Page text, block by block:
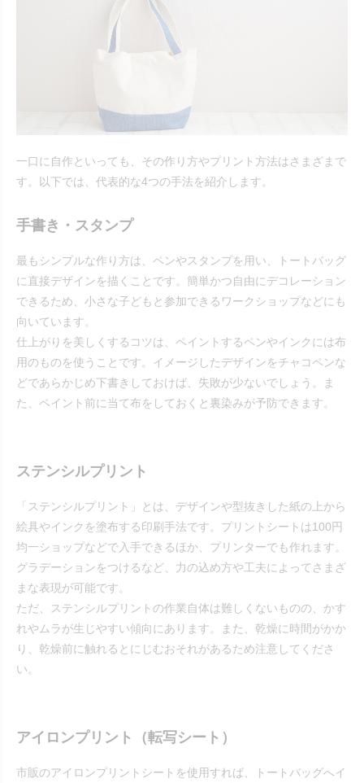
一口に自作といっても、その作り方やプリント方法はさまざまで
す。以下では、代表的な4つの手法を紹介します。
手書き・スタンプ
最もシンプルな作り方は、ペンやスタンプを用い、トートバッグ
に直接デザインを描くことです。簡単かつ自由にデコレーション
できるため、小さな子どもと参加できるワークショップなどにも
向いています。
仕上がりを美しくするコツは、ペイントするペンやインクには布
用のものを使うことです。イメージしたデザインをチャコペンな
どであらかじめ下書きしておけば、失敗が少ないでしょう。ま
た、ペイント前に当て布をしておくと裏染みが予防できます。
ステンシルプリント
「ステンシルプリント」とは、デザインや型抜きした紙の上から
絵具やインクを塗布する印刷手法です。プリントシートは100円
均一ショップなどで入手できるほか、プリンターでも作れます。
グラデーションをつけるなど、力の込め方や工夫によってさまざ
まな表現が可能です。
ただ、ステンシルプリントの作業自体は難しくないものの、かす
れやムラが生じやすい傾向にあります。また、乾燥に時間がかか
り、乾燥前に触れるとにじむおそれがあるため注意してくださ
い。
アイロンプリント（転写シート）
市販のアイロンプリントシートを使用すれば、トートバッグへイ